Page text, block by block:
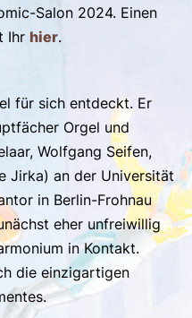
Salon 2024. Einen
Ihr hier.
für sich entdeckt. Er
Orgel und
Wolfgang Seifen,
Jirka) an der Universität
in Berlin-Frohnau
eher unfreiwillig
in Kontakt.
die einzigartigen